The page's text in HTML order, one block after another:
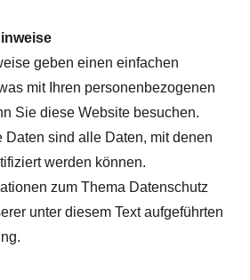
geben einen einfachen
mit Ihren personenbezogenen
Sie diese Website besuchen.
Daten sind alle Daten, mit denen
werden können.
zum Thema Datenschutz
unter diesem Text aufgeführten